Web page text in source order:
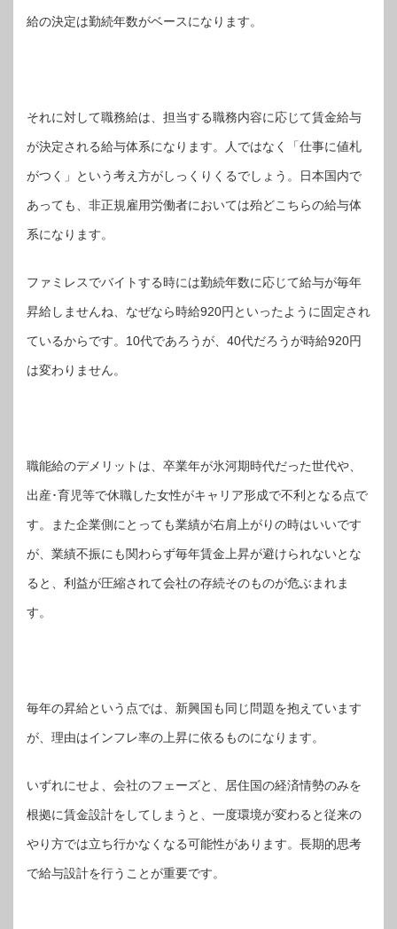
給の決定は勤続年数がベースになります。
それに対して職務給は、担当する職務内容に応じて賃金給与
が決定される給与体系になります。人ではなく「仕事に値札
がつく」という考え方がしっくりくるでしょう。日本国内で
あっても、非正規雇用労働者においては殆どこちらの給与体
系になります。
ファミレスでバイトする時には勤続年数に応じて給与が毎年
昇給しませんね、なぜなら時給920円といったように固定され
ているからです。10代であろうが、40代だろうが時給920円
は変わりません。
職能給のデメリットは、卒業年が氷河期時代だった世代や、
出産･育児等で休職した女性がキャリア形成で不利となる点で
す。また企業側にとっても業績が右肩上がりの時はいいです
が、業績不振にも関わらず毎年賃金上昇が避けられないとな
ると、利益が圧縮されて会社の存続そのものが危ぶまれま
す。
毎年の昇給という点では、新興国も同じ問題を抱えています
が、理由はインフレ率の上昇に依るものになります。
いずれにせよ、会社のフェーズと、居住国の経済情勢のみを
根拠に賃金設計をしてしまうと、一度環境が変わると従来の
やり方では立ち行かなくなる可能性があります。長期的思考
で給与設計を行うことが重要です。